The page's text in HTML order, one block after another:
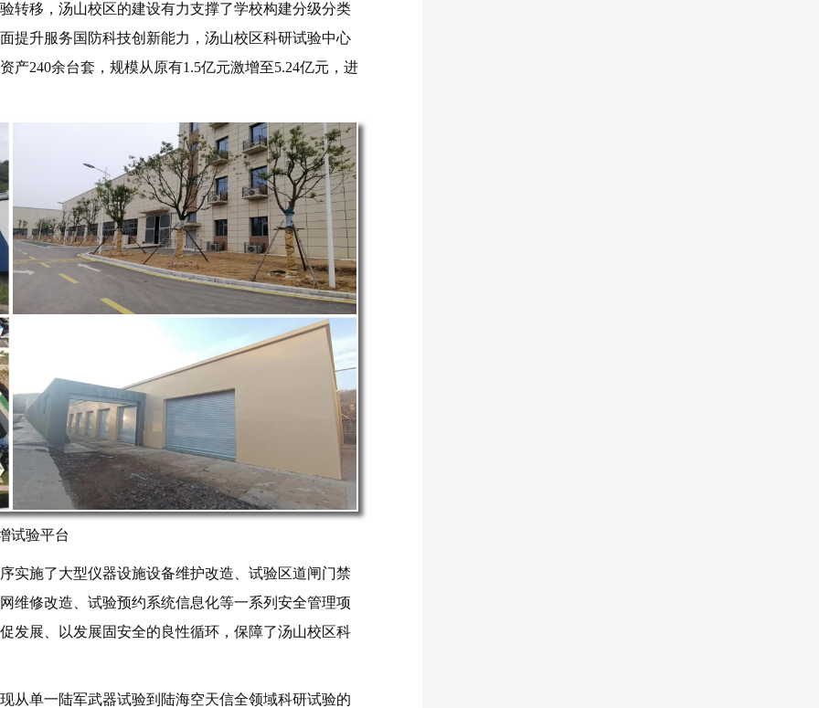
转移，汤山校区的建设有力支撑了学校构建分级分类
提升服务国防科技创新能力，汤山校区科研试验中心
产240余台套，规模从原有1.5亿元激增至5.24亿元，进
试验平台
实施了大型仪器设施设备维护改造、试验区道闸门禁
维修改造、试验预约系统信息化等一系列安全管理项
发展、以发展固安全的良性循环，保障了汤山校区科
从单一陆军武器试验到陆海空天信全领域科研试验的